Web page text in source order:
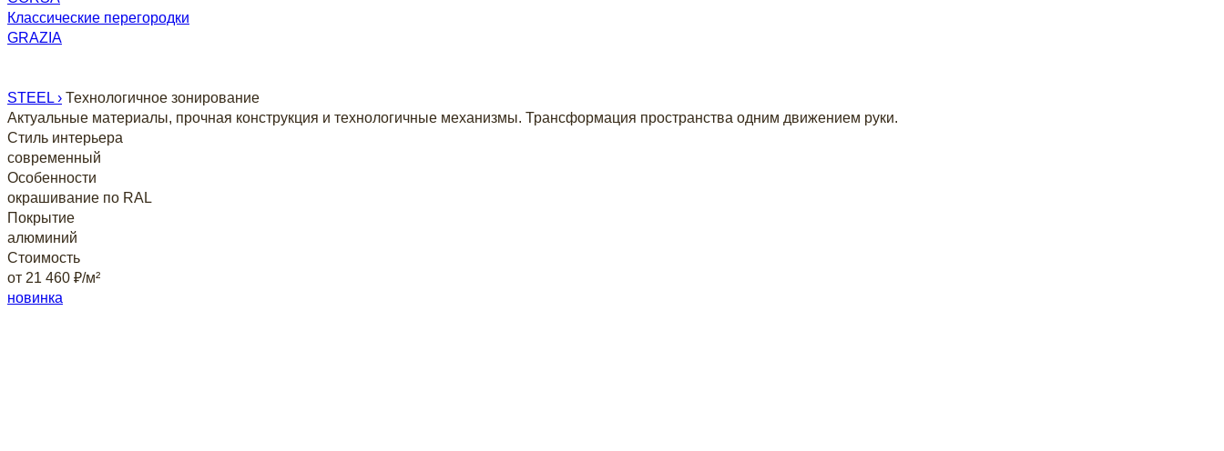
Классические перегородки
GRAZIA
STEEL › Технологичное зонирование
Актуальные материалы, прочная конструкция и технологичные механизмы. Трансформация пространства одним движением руки.
Стиль интерьера
современный
Особенности
окрашивание по RAL
Покрытие
алюминий
Стоимость
от 21 460 ₽/м²
новинка